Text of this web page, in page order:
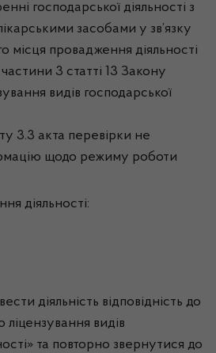
господарської діяльності з
засобами у зв’язку
місця провадження діяльності
3 статті 13 Закону
видів господарської
3.3 акта перевірки не
щодо режиму роботи
діяльності:
діяльність відповідність до
видів
та повторно звернутися до